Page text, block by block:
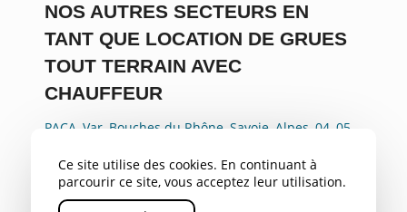
NOS AUTRES SECTEURS EN
TANT QUE LOCATION DE GRUES
TOUT TERRAIN AVEC
CHAUFFEUR
PACA Var, Bouches du Rhône, Savoie, Alpes 04 05
Gardanne,Bouc Bel Air,Aubagne,La Ciotat,
Marignane, Nice,Avignon,Cannes ,Antibes,Rousset
Ce site utilise des cookies. En continuant à
parcourir ce site, vous acceptez leur utilisation.